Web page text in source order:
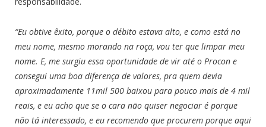
“Eu obtive êxito, porque o débito estava alto, e como está no
meu nome, mesmo morando na roça, vou ter que limpar meu
nome. E, me surgiu essa oportunidade de vir até o Procon e
consegui uma boa diferença de valores, pra quem devia
aproximadamente 11mil 500 baixou para pouco mais de 4 mil
reais, e eu acho que se o cara não quiser negociar é porque
não tá interessado, e eu recomendo que procurem porque aqui